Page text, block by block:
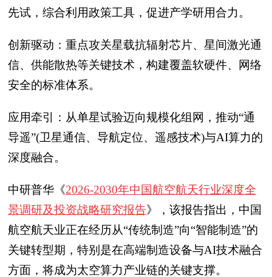
先试，综合利用政策工具，促进产学研用合力。
创新驱动：重点攻关星载抗辐射芯片、星间激光通
信、供能散热等关键技术，构建覆盖软硬件、网络
安全的标准体系。
应用牵引：从单星试验迈向规模化组网，推动“通
导遥”(卫星通信、导航定位、遥感技术)与AI算力的
深度融合。
中研普华《2026-2030年中国航空航天行业深度全
景调研及投资战略研究报告》，该报告指出，中国
航空航天业正在经历从“传统制造”向“智能制造”的
关键转型期，特别是在高端制造设备与AI技术融合
方面，将成为太空算力产业链的关键支撑。